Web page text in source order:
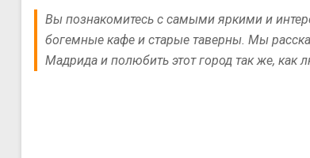
Вы познакомитесь с самыми яркими и
богемные кафе и старые таверны. Мы
Мадрида и полюбить этот город так же,